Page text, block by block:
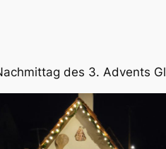
des 3. Advents